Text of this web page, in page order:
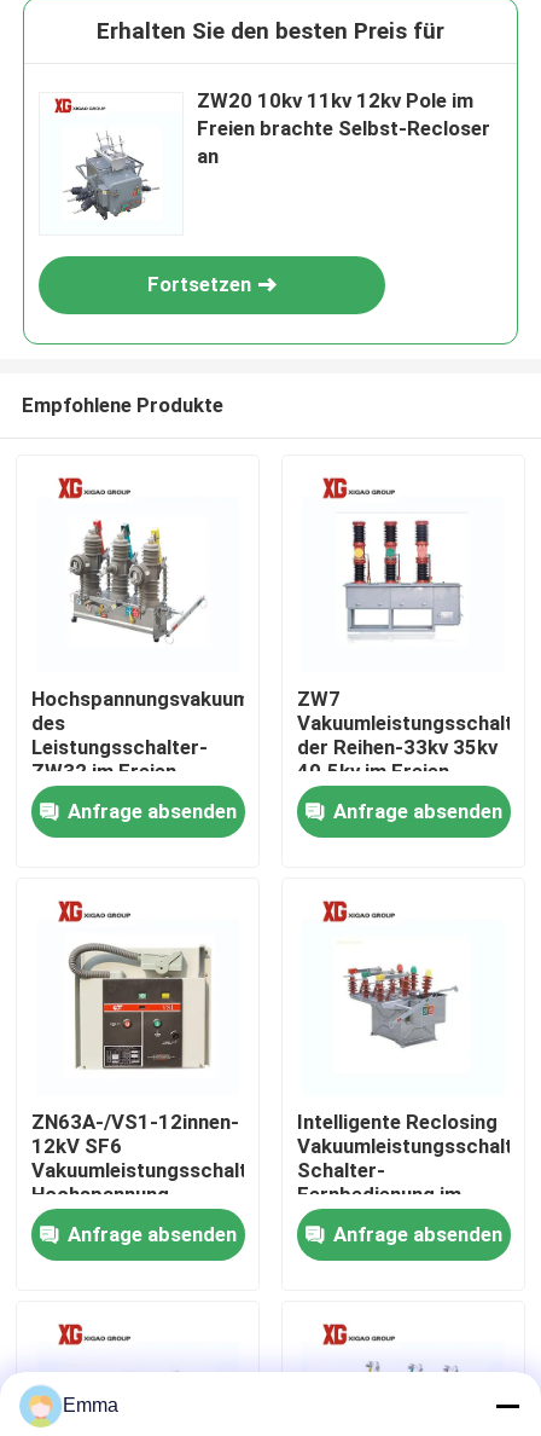
Haus
Produkte
Fabrik-Ausflug
Qualitätskontrolle
Treten Sie mit uns in Verbindung
Fordern Sie ein Zitat
Lasttrennschalter SF6
Netzverteilungs-Schaltanlage
Erhalten Sie den besten Preis für
ZW20 10kv 11kv 12kv Pole im
Freien brachte Selbst-Recloser
an
Fortsetzen
Empfohlene Produkte
Hochspannungsvakuum
des
Leistungsschalter-
ZW32 im Freien
Anfrage absenden
ZW7
Vakuumleistungsschalter
der Reihen-33kv 35kv
40.5kv im Freien
Anfrage absenden
ZN63A-/VS1-12innen-
12kV SF6
Vakuumleistungsschalter-
Hochspannung
Anfrage absenden
Intelligente Reclosing
Vakuumleistungsschalter-
Schalter-
Fernbedienung im
Freien
Anfrage absenden
Emma